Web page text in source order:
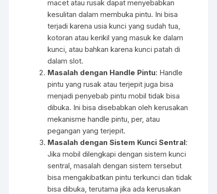
macet atau rusak dapat menyebabkan
kesulitan dalam membuka pintu. Ini bisa
terjadi karena usia kunci yang sudah tua,
kotoran atau kerikil yang masuk ke dalam
kunci, atau bahkan karena kunci patah di
dalam slot.
Masalah dengan Handle Pintu: Handle
pintu yang rusak atau terjepit juga bisa
menjadi penyebab pintu mobil tidak bisa
dibuka. Ini bisa disebabkan oleh kerusakan
mekanisme handle pintu, per, atau
pegangan yang terjepit.
Masalah dengan Sistem Kunci Sentral:
Jika mobil dilengkapi dengan sistem kunci
sentral, masalah dengan sistem tersebut
bisa mengakibatkan pintu terkunci dan tidak
bisa dibuka, terutama jika ada kerusakan